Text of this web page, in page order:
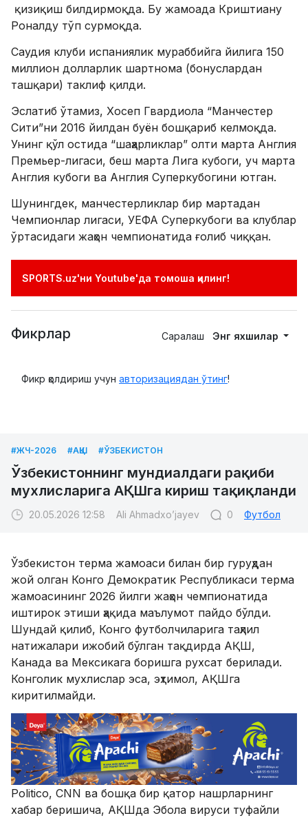
қизиқиш билдирмоқда. Бу жамоада Криштиану
Роналду тўп сурмоқда.
Саудия клуби испаниялик мураббийга йилига 150
миллион долларлик шартнома (бонуслардан
ташқари) таклиф қилди.
Эслатиб ўтамиз, Хосеп Гвардиола “Манчестер
Сити”ни 2016 йилдан буён бошқариб келмоқда.
Унинг қўл остида “шаҳарликлар” олти марта Англия
Премьер-лигаси, беш марта Лига кубоги, уч марта
Англия кубоги ва Англия Суперкубогини ютган.
Шунингдек, манчестерликлар бир мартадан
Чемпионлар лигаси, УЕФА Суперкубоги ва клублар
ўртасидаги жаҳон чемпионатида ғолиб чиққан.
SPORTS.uz'ни Youtube'да томоша қилинг!
Фикрлар Саралаш Энг яхшилар
Фикр қолдириш учун авторизациядан ўтинг!
#ЖЧ-2026 #АҚШ #ЎЗБЕКИСТОН
Ўзбекистоннинг мундиалдаги рақиби
мухлисларига АҚШга кириш тақиқланди
20.05.2026 12:58 Ali Ahmadxo’jayev 0 Футбол
Ўзбекистон терма жамоаси билан бир гуруҳдан
жой олган Конго Демократик Республикаси терма
жамоасининг 2026 йилги жаҳон чемпионатида
иштирок этиши ҳақида маълумот пайдо бўлди.
Шундай қилиб, Конго футболчиларига таҳлил
натижалари ижобий бўлган тақдирда АҚШ,
Канада ва Мексикага боришга рухсат берилади.
Конголик мухлислар эса, эҳтимол, АҚШга
киритилмайди.
Politico, CNN ва бошқа бир қатор нашрларнинг
хабар беришича, АҚШда Эбола вируси туфайли